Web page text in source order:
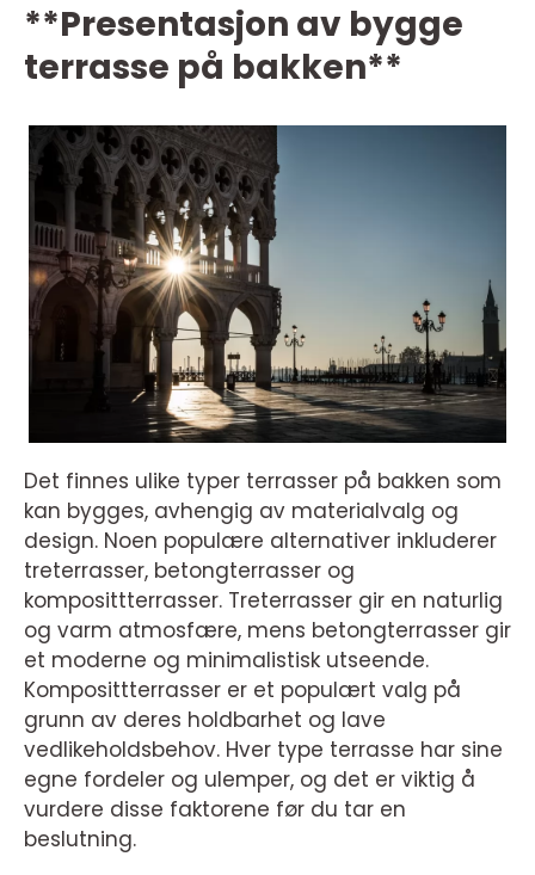
**Presentasjon av bygge
terrasse på bakken**
Det finnes ulike typer terrasser på bakken som
kan bygges, avhengig av materialvalg og
design. Noen populære alternativer inkluderer
treterrasser, betongterrasser og
komposittterrasser. Treterrasser gir en naturlig
og varm atmosfære, mens betongterrasser gir
et moderne og minimalistisk utseende.
Komposittterrasser er et populært valg på
grunn av deres holdbarhet og lave
vedlikeholdsbehov. Hver type terrasse har sine
egne fordeler og ulemper, og det er viktig å
vurdere disse faktorene før du tar en
beslutning.